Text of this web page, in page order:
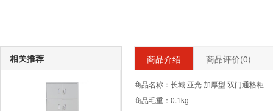
相关推荐 商品介绍 商品评价(0)
商品名称：长城 亚光 加厚型 双门通格柜
商品毛重：0.1kg